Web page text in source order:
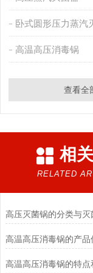
卧式圆形压力蒸汽
高温高压消毒锅
查看全
相
RELATED
高压灭菌锅的分类与
高温高压消毒锅的特